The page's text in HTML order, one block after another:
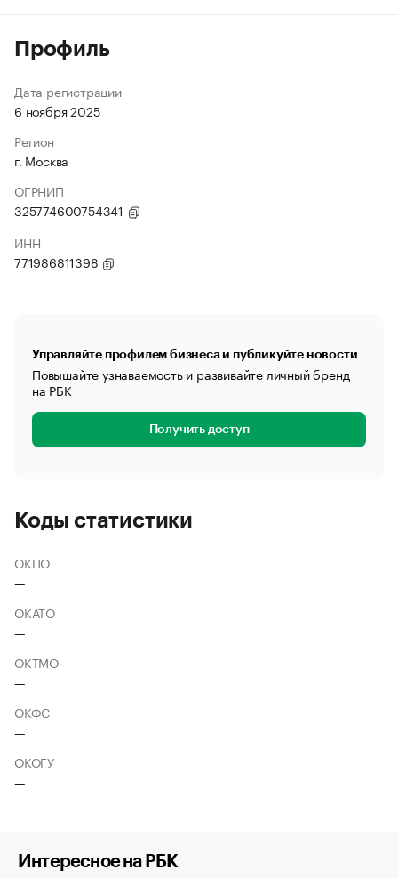
Профиль
Дата регистрации
6 ноября 2025
Регион
г. Москва
ОГРНИП
325774600754341
ИНН
771986811398
Управляйте профилем бизнеса и публикуйте новости
Повышайте узнаваемость и развивайте личный бренд
на РБК
Получить доступ
Коды статистики
ОКПО
—
ОКАТО
—
ОКТМО
—
ОКФС
—
ОКОГУ
—
Интересное на РБК